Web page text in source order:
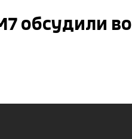
обсудили во